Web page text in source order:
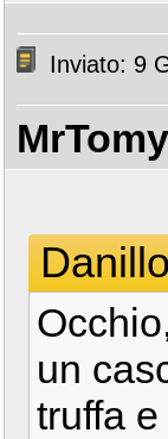
Inviato: 9
MrTomy
un
truffa